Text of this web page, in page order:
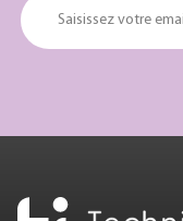
Saisissez votre